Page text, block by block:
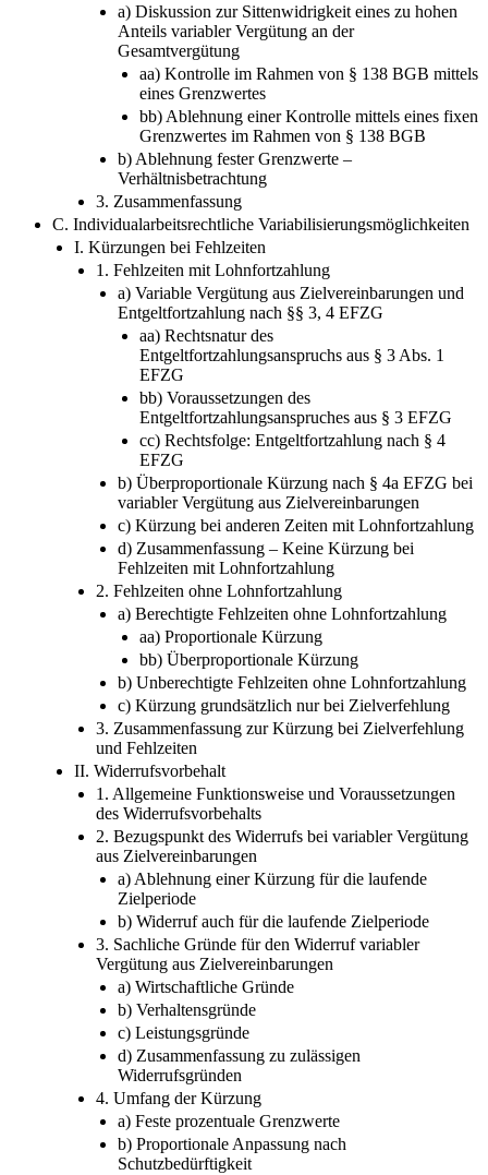
a) Diskussion zur Sittenwidrigkeit eines zu hohen
Anteils variabler Vergütung an der
Gesamtvergütung
aa) Kontrolle im Rahmen von § 138 BGB mittels
eines Grenzwertes
bb) Ablehnung einer Kontrolle mittels eines fixen
Grenzwertes im Rahmen von § 138 BGB
b) Ablehnung fester Grenzwerte –
Verhältnisbetrachtung
3. Zusammenfassung
C. Individualarbeitsrechtliche Variabilisierungsmöglichkeiten
I. Kürzungen bei Fehlzeiten
1. Fehlzeiten mit Lohnfortzahlung
a) Variable Vergütung aus Zielvereinbarungen und
Entgeltfortzahlung nach §§ 3, 4 EFZG
aa) Rechtsnatur des
Entgeltfortzahlungsanspruchs aus § 3 Abs. 1
EFZG
bb) Voraussetzungen des
Entgeltfortzahlungsanspruches aus § 3 EFZG
cc) Rechtsfolge: Entgeltfortzahlung nach § 4
EFZG
b) Überproportionale Kürzung nach § 4a EFZG bei
variabler Vergütung aus Zielvereinbarungen
c) Kürzung bei anderen Zeiten mit Lohnfortzahlung
d) Zusammenfassung – Keine Kürzung bei
Fehlzeiten mit Lohnfortzahlung
2. Fehlzeiten ohne Lohnfortzahlung
a) Berechtigte Fehlzeiten ohne Lohnfortzahlung
aa) Proportionale Kürzung
bb) Überproportionale Kürzung
b) Unberechtigte Fehlzeiten ohne Lohnfortzahlung
c) Kürzung grundsätzlich nur bei Zielverfehlung
3. Zusammenfassung zur Kürzung bei Zielverfehlung
und Fehlzeiten
II. Widerrufsvorbehalt
1. Allgemeine Funktionsweise und Voraussetzungen
des Widerrufsvorbehalts
2. Bezugspunkt des Widerrufs bei variabler Vergütung
aus Zielvereinbarungen
a) Ablehnung einer Kürzung für die laufende
Zielperiode
b) Widerruf auch für die laufende Zielperiode
3. Sachliche Gründe für den Widerruf variabler
Vergütung aus Zielvereinbarungen
a) Wirtschaftliche Gründe
b) Verhaltensgründe
c) Leistungsgründe
d) Zusammenfassung zu zulässigen
Widerrufsgründen
4. Umfang der Kürzung
a) Feste prozentuale Grenzwerte
b) Proportionale Anpassung nach
Schutzbedürftigkeit